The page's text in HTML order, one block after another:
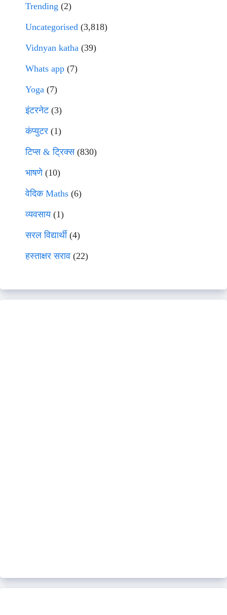
Trending (2)
Uncategorised (3,818)
Vidnyan katha (39)
Whats app (7)
Yoga (7)
इंटरनेट(3)
कंप्युटर (1)
टिप्स & ट्रिक्स(830)
भाषणे(10)
वेदिक Maths (6)
व्यवसाय(1)
सरल विद्यार्थी(4)
हस्ताक्षर सराव (22)